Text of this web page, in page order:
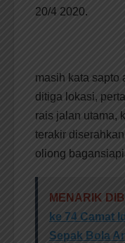
20/4 2020.
masih kata sapto
ditiga lokasi,
rais jalan utama,
terakir
oliong
MENARIK
ke 74 Camat
Sepak Bola